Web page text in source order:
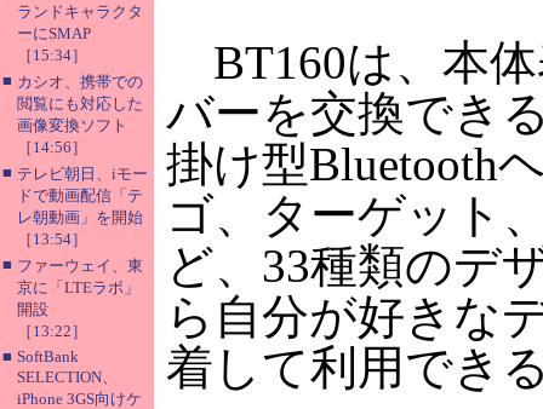
ランドキャラクタ
ーにSMAP
［15:34］
■ カシオ、携帯での
閲覧にも対応した
画像変換ソフト
［14:56］
■ テレビ朝日、iモー
ドで動画配信「テ
レ朝動画」を開始
［13:54］
■ ファーウェイ、東
京に「LTEラボ」
開設
［13:22］
■ SoftBank
SELECTION、
iPhone 3GS向けケ
BT160は、本
バーを交換でき
掛け型Bluetooth
ゴ、ターゲット
ど、33種類のデ
ら自分が好きな
着して利用でき